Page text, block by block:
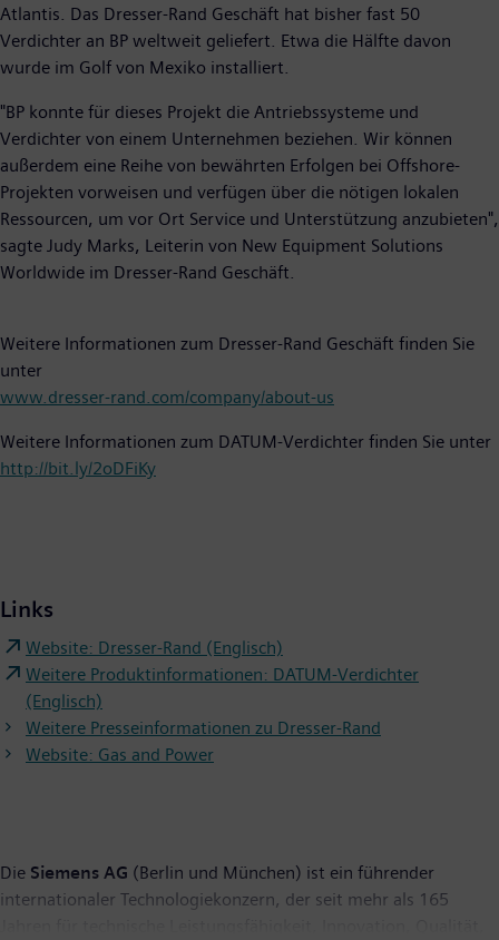
Atlantis. Das Dresser-Rand Geschäft hat bisher fast 50
Verdichter an BP weltweit geliefert. Etwa die Hälfte davon
wurde im Golf von Mexiko installiert.
"BP konnte für dieses Projekt die Antriebssysteme und
Verdichter von einem Unternehmen beziehen. Wir können
außerdem eine Reihe von bewährten Erfolgen bei Offshore-
Projekten vorweisen und verfügen über die nötigen lokalen
Ressourcen, um vor Ort Service und Unterstützung anzubieten",
sagte Judy Marks, Leiterin von New Equipment Solutions
Worldwide im Dresser-Rand Geschäft.
Weitere Informationen zum Dresser-Rand Geschäft finden Sie
unter
www.dresser-rand.com/company/about-us
Weitere Informationen zum DATUM-Verdichter finden Sie unter
http://bit.ly/2oDFiKy
Links
Website: Dresser-Rand (Englisch)
Weitere Produktinformationen: DATUM-Verdichter
(Englisch)
Weitere Presseinformationen zu Dresser-Rand
Website: Gas and Power
Die Siemens AG (Berlin und München) ist ein führender
internationaler Technologiekonzern, der seit mehr als 165